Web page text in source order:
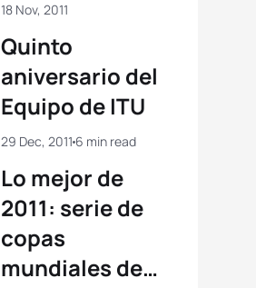
Quinto
aniversario del
Equipo de ITU
18 Nov, 2011
Lo mejor de
2011: serie de
copas
mundiales de
29 Dec, 2011 6 min read